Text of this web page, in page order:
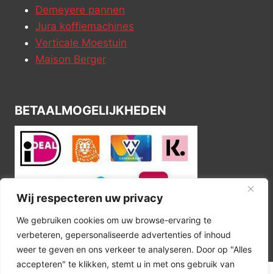
Wij respecteren uw privacy
We gebruiken cookies om uw browse-ervaring te
verbeteren, gepersonaliseerde advertenties of inhoud
weer te geven en ons verkeer te analyseren. Door op "Alles
accepteren" te klikken, stemt u in met ons gebruik van
Demeyere pannen
Jura koffiemachines
Verticale Moestuin
Maison Berger
BETAALMOGELIJKHEDEN